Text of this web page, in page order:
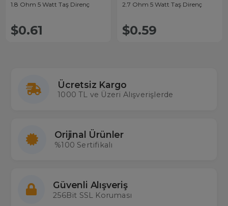
1.8 Ohm 5 Watt Taş Direnç
$0.61
2.7 Ohm 5 Watt Taş Direnç
$0.59
Ücretsiz Kargo
1000 TL ve Üzeri Alışverişlerde
Orijinal Ürünler
%100 Sertifikalı
Güvenli Alışveriş
256Bit SSL Koruması